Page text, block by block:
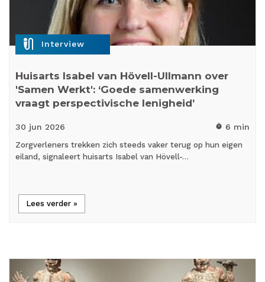
mic_external_on Interview
Huisarts Isabel van Hövell-Ullmann over
'Samen Werkt': ‘Goede samenwerking
vraagt perspectivische lenigheid’
30 jun 2026 timer 6 min
Zorgverleners trekken zich steeds vaker terug op hun eigen
eiland, signaleert huisarts Isabel van Hövell-…
Lees verder »